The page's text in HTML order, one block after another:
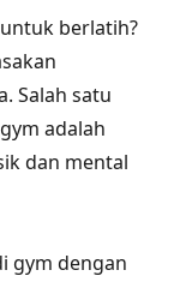
berlatih?
Salah satu
adalah
dan mental
gym dengan